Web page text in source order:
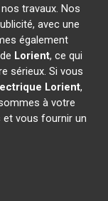
travaux. Nos
avec une
également
Lorient, ce qui
sérieux. Si vous
Lorient,
à votre
vous fournir un